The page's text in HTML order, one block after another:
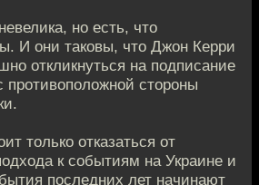
но есть, что
И они таковы, что Джон Керри
откликнуться на подписание
противоположной стороны
только отказаться от
к событиям на Украине и
последних лет начинают